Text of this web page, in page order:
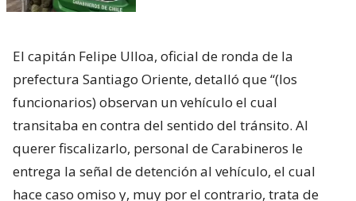
El capitán Felipe Ulloa, oficial de ronda de la
prefectura Santiago Oriente, detalló que “(los
funcionarios) observan un vehículo el cual
transitaba en contra del sentido del tránsito. Al
querer fiscalizarlo, personal de Carabineros le
entrega la señal de detención al vehículo, el cual
hace caso omiso y, muy por el contrario, trata de